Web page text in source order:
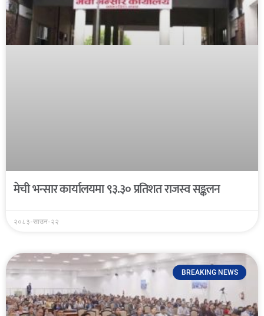
मेची भन्सार कार्यालयमा ९३.३० प्रतिशत राजस्व सङ्कलन
२०८३-साउन-२२
BREAKING NEWS